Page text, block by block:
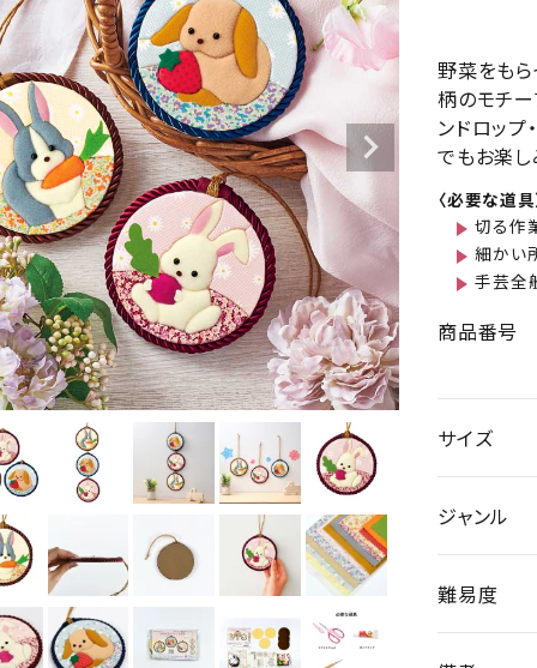
野菜をもら
柄のモチー
ンドロップ
でもお楽し
〈必要な道具
切る作
細かい
手芸全
商品番号
サイズ
ジャンル
難易度